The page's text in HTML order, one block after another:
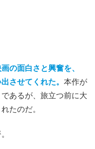
の面白さと興奮を、
させてくれた。 本作が
あるが、旅立つ前に大
たのだ。